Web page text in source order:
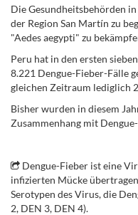
Die Gesundheitsbehörden
der Region San Martín zu
"Aedes aegypti" zu
Peru hat in den ersten
8.221 Dengue-Fieber-Fälle
gleichen Zeitraum lediglich
Bisher wurden in diesem
Zusammenhang mit
Dengue-Fieber ist eine
infizierten Mücke
Serotypen des Virus, die
2, DEN 3, DEN 4).